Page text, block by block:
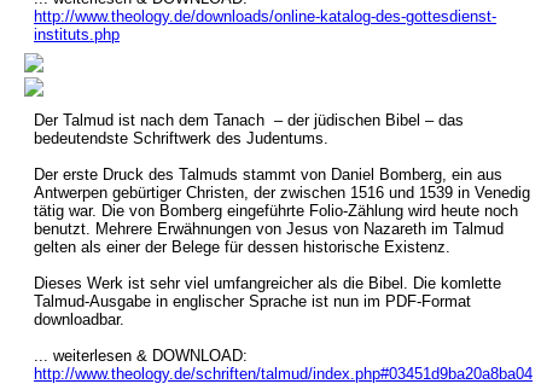
http://www.theology.de/downloads/online-katalog-des-gottesdienst-
instituts.php
Der Talmud ist nach dem Tanach – der jüdischen Bibel – das
bedeutendste Schriftwerk des Judentums.
Der erste Druck des Talmuds stammt von Daniel Bomberg, ein aus
Antwerpen gebürtiger Christen, der zwischen 1516 und 1539 in Venedig
tätig war. Die von Bomberg eingeführte Folio-Zählung wird heute noch
benutzt. Mehrere Erwähnungen von Jesus von Nazareth im Talmud
gelten als einer der Belege für dessen historische Existenz.
Dieses Werk ist sehr viel umfangreicher als die Bibel. Die komlette
Talmud-Ausgabe in englischer Sprache ist nun im PDF-Format
downloadbar.
... weiterlesen & DOWNLOAD:
http://www.theology.de/schriften/talmud/index.php#03451d9ba20a8ba04